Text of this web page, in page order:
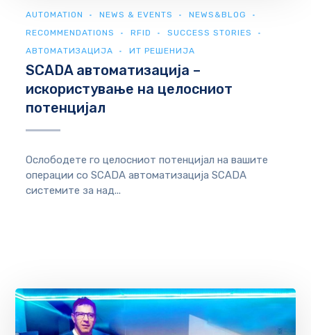
AUTOMATION NEWS & EVENTS
NEWS&BLOG
RECOMMENDATIONS
RFID
SUCCESS STORIES
АВТОМАТИЗАЦИЈА
ИТ РЕШЕНИЈА
SCADA автоматизација –
искористување на целосниот
потенцијал
Ослободете го целосниот потенцијал на вашите
операции со SCADA автоматизација SCADA
системите за над...